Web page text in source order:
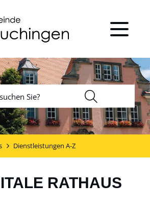
Dienstleistungen A-Z
RATHAUS